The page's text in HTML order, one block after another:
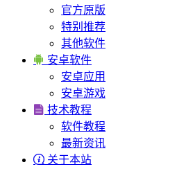
官方原版
特别推荐
其他软件
 安卓软件
安卓应用
安卓游戏
 技术教程
软件教程
最新资讯
 关于本站